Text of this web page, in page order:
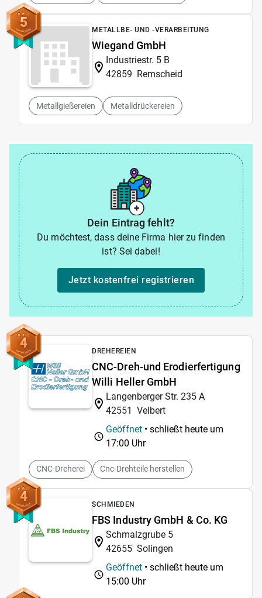
5 METALLBE- UND -VERARBEITUNG
Wiegand GmbH
Industriestr. 5 B
42859 Remscheid
Metallgießereien Metalldrückereien
Dein Eintrag fehlt?
Du möchtest, dass deine Firma hier zu finden
ist? Sei dabei!
Jetzt kostenfrei registrieren
4 DREHEREIEN
CNC-Dreh-und Erodierfertigung
Willi Heller GmbH
Langenberger Str. 235 A
42551 Velbert
Geöffnet • schließt heute um
17:00 Uhr
CNC-Dreherei Cnc-Drehteile herstellen
4 SCHMIEDEN
FBS Industry GmbH & Co. KG
Schmalzgrube 5
42655 Solingen
Geöffnet • schließt heute um
15:00 Uhr